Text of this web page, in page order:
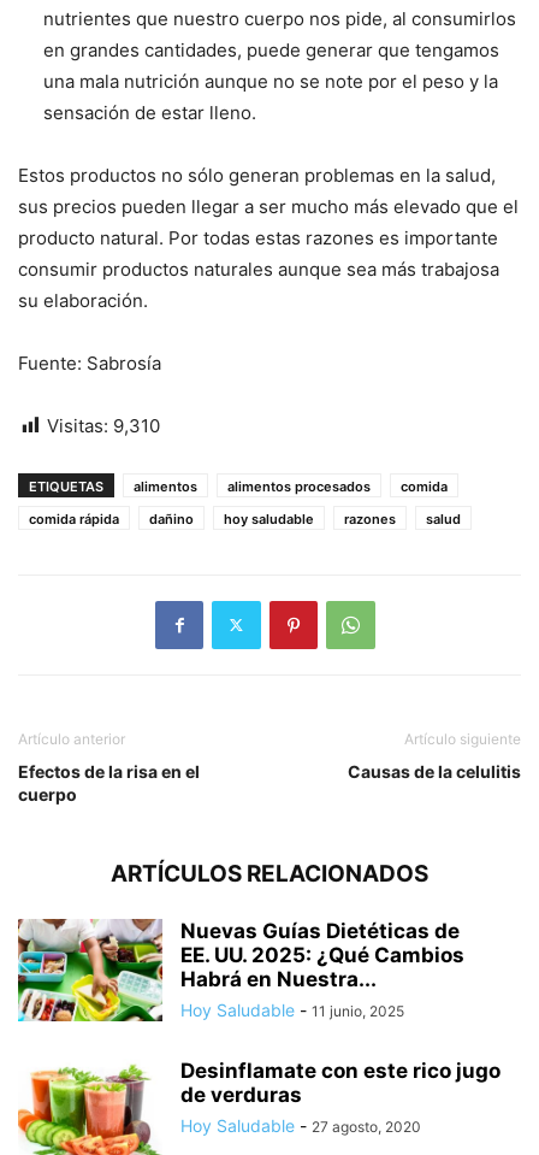
nutrientes que nuestro cuerpo nos pide, al consumirlos
en grandes cantidades, puede generar que tengamos
una mala nutrición aunque no se note por el peso y la
sensación de estar lleno.
Estos productos no sólo generan problemas en la salud,
sus precios pueden llegar a ser mucho más elevado que el
producto natural. Por todas estas razones es importante
consumir productos naturales aunque sea más trabajosa
su elaboración.
Fuente: Sabrosía
Visitas: 9,310
ETIQUETAS alimentos alimentos procesados
comida
comida rápida
dañino hoy saludable razones salud
Artículo anterior
Efectos de la risa en el
cuerpo
Artículo siguiente
Causas de la celulitis
ARTÍCULOS RELACIONADOS
Nuevas Guías Dietéticas de
EE. UU. 2025: ¿Qué Cambios
Habrá en Nuestra...
Hoy Saludable - 11 junio, 2025
Desinflamate con este rico jugo
de verduras
Hoy Saludable - 27 agosto, 2020